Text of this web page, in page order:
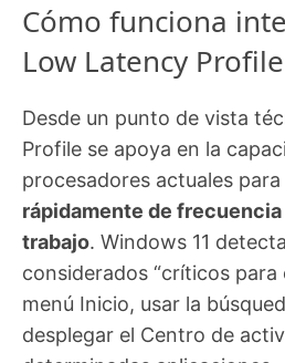
Cómo funciona
Low Latency Profile
Desde un punto de vista
Profile se apoya en la
procesadores actuales para
rápidamente de frecuencia
trabajo. Windows 11
considerados “críticos para
menú Inicio, usar la
desplegar el Centro de